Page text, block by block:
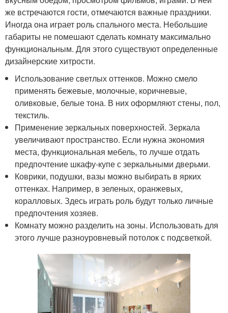
же встречаются гости, отмечаются важные праздники.
Иногда она играет роль спального места. Небольшие
габариты не помешают сделать комнату максимально
функциональным. Для этого существуют определенные
дизайнерские хитрости.
Использование светлых оттенков. Можно смело
применять бежевые, молочные, коричневые,
оливковые, белые тона. В них оформляют стены, пол,
текстиль.
Применение зеркальных поверхностей. Зеркала
увеличивают пространство. Если нужна экономия
места, функциональная мебель, то лучше отдать
предпочтение шкафу-купе с зеркальными дверьми.
Коврики, подушки, вазы можно выбирать в ярких
оттенках. Например, в зеленых, оранжевых,
коралловых. Здесь играть роль будут только личные
предпочтения хозяев.
Комнату можно разделить на зоны. Использовать для
этого лучше разноуровневый потолок с подсветкой.